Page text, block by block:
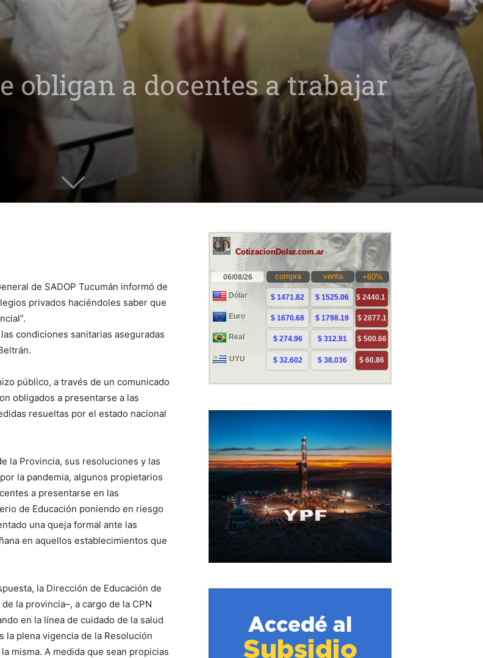
obligan a docentes a trabajar
de SADOP Tucumán informó de
privados haciéndoles saber que
condiciones sanitarias aseguradas
público, a través de un comunicado
obligados a presentarse a las
resueltas por el estado nacional
la Provincia, sus resoluciones y las
la pandemia, algunos propietarios
a presentarse en las
de Educación poniendo en riesgo
una queja formal ante las
en aquellos establecimientos que
la Dirección de Educación de
la provincia–, a cargo de la CPN
en la línea de cuidado de la salud
plena vigencia de la Resolución
misma. A medida que sean propicias